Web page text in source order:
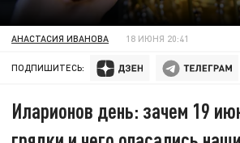
АНАСТАСИЯ ИВАНОВА 18 ИЮНЯ 20:41
ПОДПИШИТЕСЬ:
Иларионов день: зачем 19